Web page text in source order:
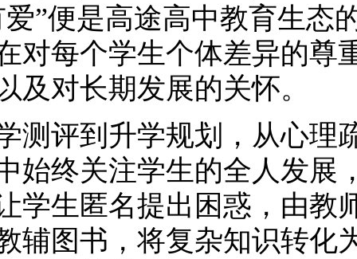
爱”便是高途高中教育生态
对每个学生个体差异的尊
及对长期发展的关怀。
测评到升学规划，从心理
始终关注学生的全人发展
学生匿名提出困惑，由教
辅图书，将复杂知识转化